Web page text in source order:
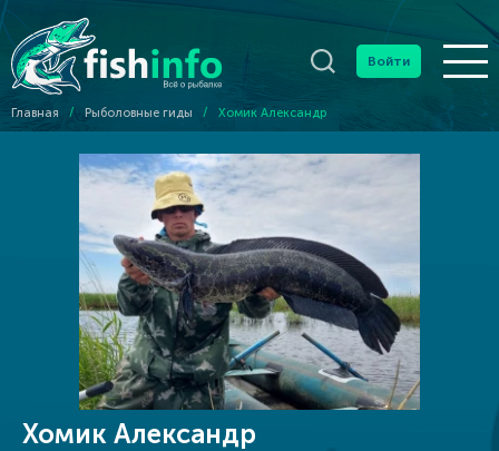
Войти
Главная / Рыболовные гиды / Хомик Александр
Хомик Александр